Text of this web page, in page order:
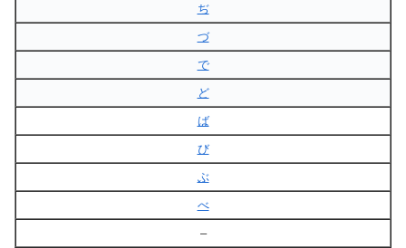
ぢ
づ
で
ど
ば
び
ぶ
べ
–